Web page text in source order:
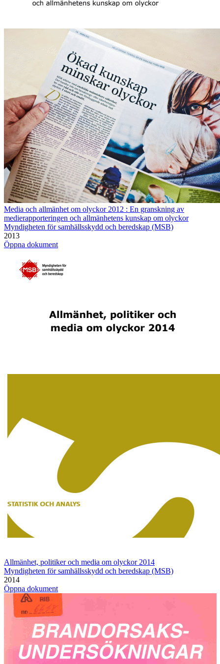
Media och allmänhet om olyckor 2012 : En granskning av
medierapporteringen och allmänhetens kunskap om olyckor
Myndigheten för samhällsskydd och beredskap (MSB)
2013
Öppna dokument
Allmänhet, politiker och media om olyckor 2014
Myndigheten för samhällsskydd och beredskap (MSB)
2014
Öppna dokument